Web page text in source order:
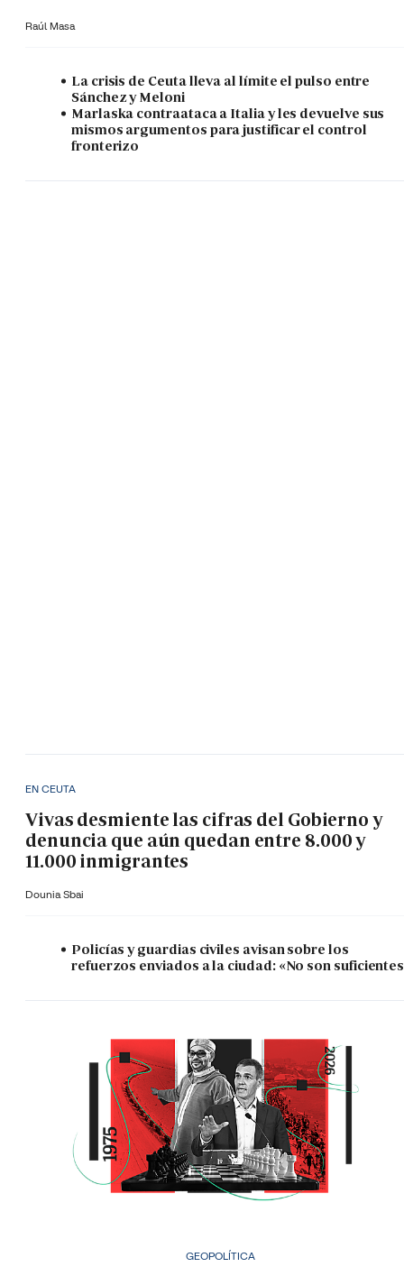
Raúl Masa
La crisis de Ceuta lleva al límite el pulso entre
Sánchez y Meloni
Marlaska contraataca a Italia y les devuelve sus
mismos argumentos para justificar el control
fronterizo
EN CEUTA
Vivas desmiente las cifras del Gobierno y
denuncia que aún quedan entre 8.000 y
11.000 inmigrantes
Dounia Sbai
Policías y guardias civiles avisan sobre los
refuerzos enviados a la ciudad: «No son
GEOPOLÍTICA